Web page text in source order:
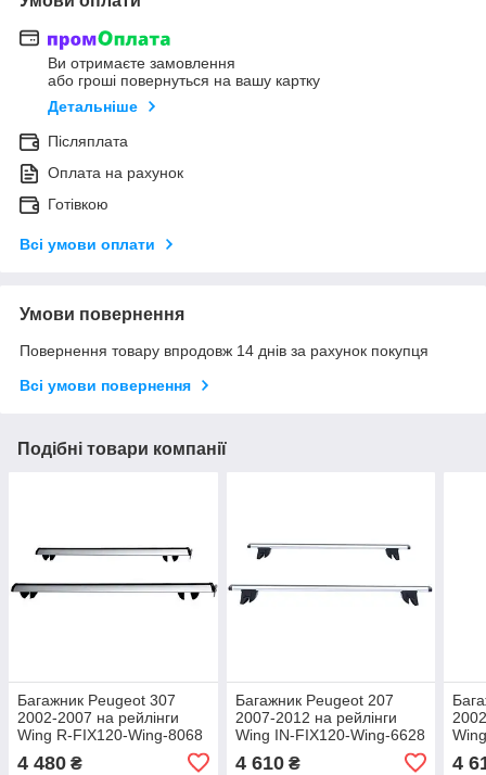
Ви отримаєте замовлення
або гроші повернуться на вашу картку
Детальніше
Післяплата
Оплата на рахунок
Готівкою
Всі умови оплати
Умови повернення
Повернення товару впродовж 14 днів за рахунок покупця
Всі умови повернення
Подібні товари компанії
Багажник Peugeot 307
2002-2007 на рейлінги
Wing R-FIX120-Wing-8068
4 480 ₴
Багажник Peugeot 207
2007-2012 на рейлінги
Wing IN-FIX120-Wing-6628
4 610₴ 4